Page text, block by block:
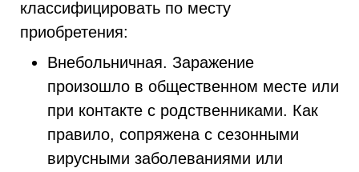
классифицировать по месту
приобретения:
Внебольничная. Заражение
произошло в общественном месте или
при контакте с родственниками. Как
правило, сопряжена с сезонными
вирусными заболеваниями или